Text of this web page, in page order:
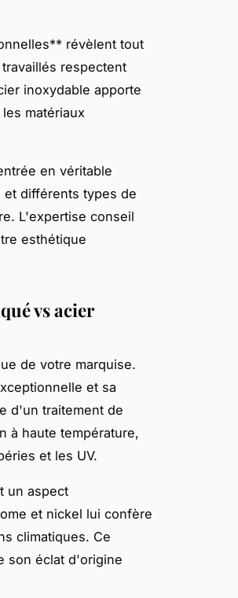
révèlent tout
respectent
inoxydable apporte
matériaux
en véritable
et différents types de
L'expertise conseil
esthétique
vs acier
de votre marquise.
et sa
d'un traitement de
à haute température,
et les UV.
un aspect
et nickel lui confère
climatiques. Ce
son éclat d'origine